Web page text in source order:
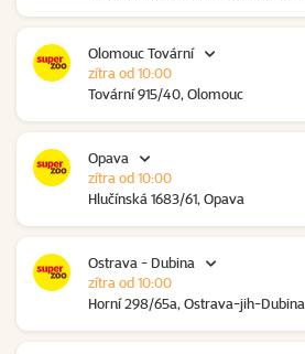
Olomouc Tovární
Tovární 915/40, Olomouc
zítra od 10:00
Opava
Hlučínská 1683/61, Opava
zítra od 10:00
Ostrava - Dubina
Horní 298/65a, Ostrava-jih-Dubina
zítra od 10:00